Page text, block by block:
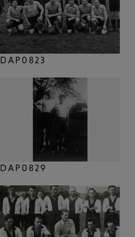
DAP0823
DAP0829